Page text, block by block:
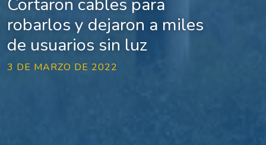
robarlos y dejaron a miles
de usuarios sin luz
3 DE MARZO DE 2022